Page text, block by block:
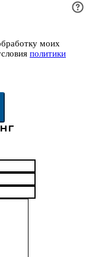
моих
политики